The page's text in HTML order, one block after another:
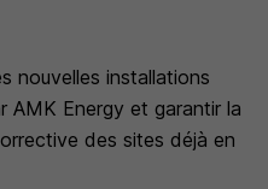
nouvelles installations
AMK Energy et garantir la
des sites déjà en